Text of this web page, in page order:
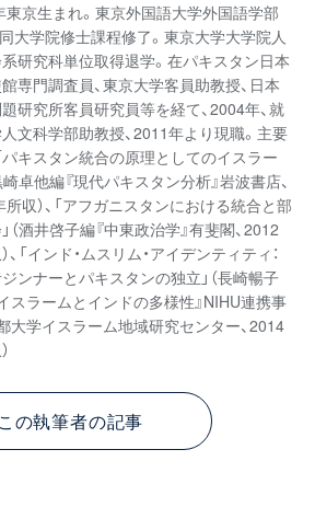
東京生まれ。東京外国語大学外国語学部
大学院修士課程修了。東京大学大学院人
研究科単位取得退学。在パキスタン日本
専門調査員、東京大学客員助教授、日本
研究所客員研究員等を経て、2004年、就
文科学部助教授、2011年より現職。主要
パキスタン統合の原理としてのイスラー
崎卓他編『現代パキスタン分析』岩波書店、
収）、「アフガニスタンにおける統合と部
（酒井啓子編『中東政治学』有斐閣、2012
、「インド・ムスリム・アイデンティティ：
ンナーとパキスタンの独立」（長崎暢子
スラームとインドの多様性』NIHU連携事
大学イスラーム地域研究センター、2014
この執筆者の記事